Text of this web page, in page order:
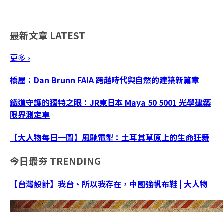
最新文章 LATEST
更多 ›
橋屋：Dan Brunn FAIA 跨越時代與自然的建築新篇章
鐵道守護的獨特之眼：JR東日本 Maya 50 5001 光學建築
限界測定車
【大人物每日一圖】風馳電掣：土耳其草原上的生命狂舞
今日最夯 TRENDING
【台灣設計】我台、所以我存在，中國強帆布鞋 | 大人物